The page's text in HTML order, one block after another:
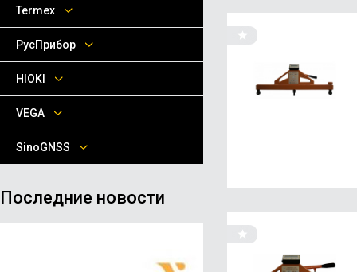
Termex
РусПрибор
HIOKI
VEGA
SinoGNSS
Последние новости